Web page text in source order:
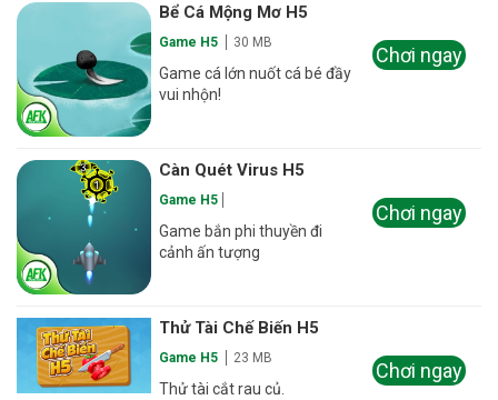
Bể Cá Mộng Mơ H5
Game H5 30 MB
Game cá lớn nuốt cá bé đầy
vui nhộn!
Chơi ngay
Càn Quét Virus H5
Game H5
Game bắn phi thuyền đi
cảnh ấn tượng
Chơi ngay
Thử Tài Chế Biến H5
Game H5 23 MB
Thử tài cắt rau củ.
Chơi ngay